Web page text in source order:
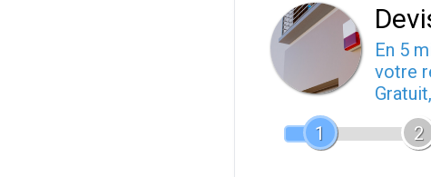
En 5
votre
1
2